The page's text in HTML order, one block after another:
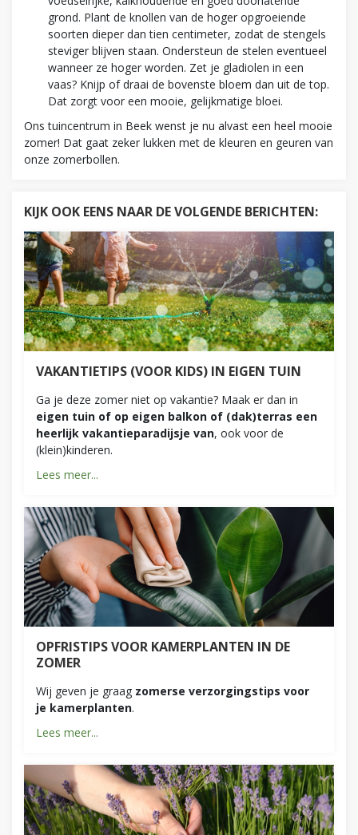
grond. Plant de knollen van de hoger opgroeiende
soorten dieper dan tien centimeter, zodat de stengels
steviger blijven staan. Ondersteun de stelen eventueel
wanneer ze hoger worden. Zet je gladiolen in een
vaas? Knijp of draai de bovenste bloem dan uit de top.
Dat zorgt voor een mooie, gelijkmatige bloei.
Ons tuincentrum in Beek wenst je nu alvast een heel mooie
zomer! Dat gaat zeker lukken met de kleuren en geuren van
onze zomerbollen.
KIJK OOK EENS NAAR DE VOLGENDE BERICHTEN:
VAKANTIETIPS (VOOR KIDS) IN EIGEN TUIN
Ga je deze zomer niet op vakantie? Maak er dan in
eigen tuin of op eigen balkon of (dak)terras een
heerlijk vakantieparadijsje van, ook voor de
(klein)kinderen.
Lees meer...
OPFRISTIPS VOOR KAMERPLANTEN IN DE
ZOMER
Wij geven je graag zomerse verzorgingstips voor
je kamerplanten.
Lees meer...